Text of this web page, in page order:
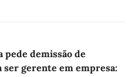
pede demissão de
gerente em empresa: